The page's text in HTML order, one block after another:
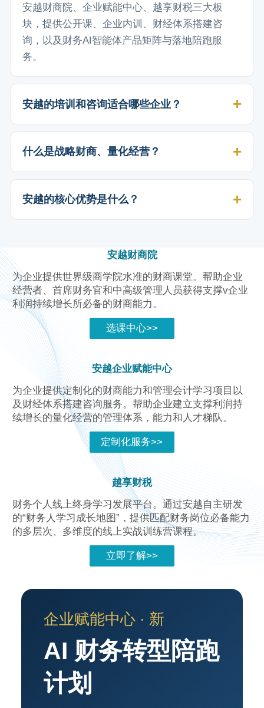
安越财商院、企业赋能中心、越享财税三大板
块，提供公开课、企业内训、财经体系搭建咨
询，以及财务AI智能体产品矩阵与落地陪跑服
务。
安越的培训和咨询适合哪些企业？
什么是战略财商、量化经营？
安越的核心优势是什么？
安越财商院
为企业提供世界级商学院水准的财商课堂。帮助企业
经营者、首席财务官和中高级管理人员获得支撑v企业
利润持续增长所必备的财商能力。
选课中心>>
安越企业赋能中心
为企业提供定制化的财商能力和管理会计学习项目以
及财经体系搭建咨询服务。帮助企业建立支撑利润持
续增长的量化经营的管理体系，能力和人才梯队。
定制化服务>>
越享财税
财务个人线上终身学习发展平台。通过安越自主研发
的“财务人学习成长地图”，提供匹配财务岗位必备能力
的多层次、多维度的线上实战训练营课程。
立即了解>>
企业赋能中心 · 新
AI 财务转型陪跑
计划